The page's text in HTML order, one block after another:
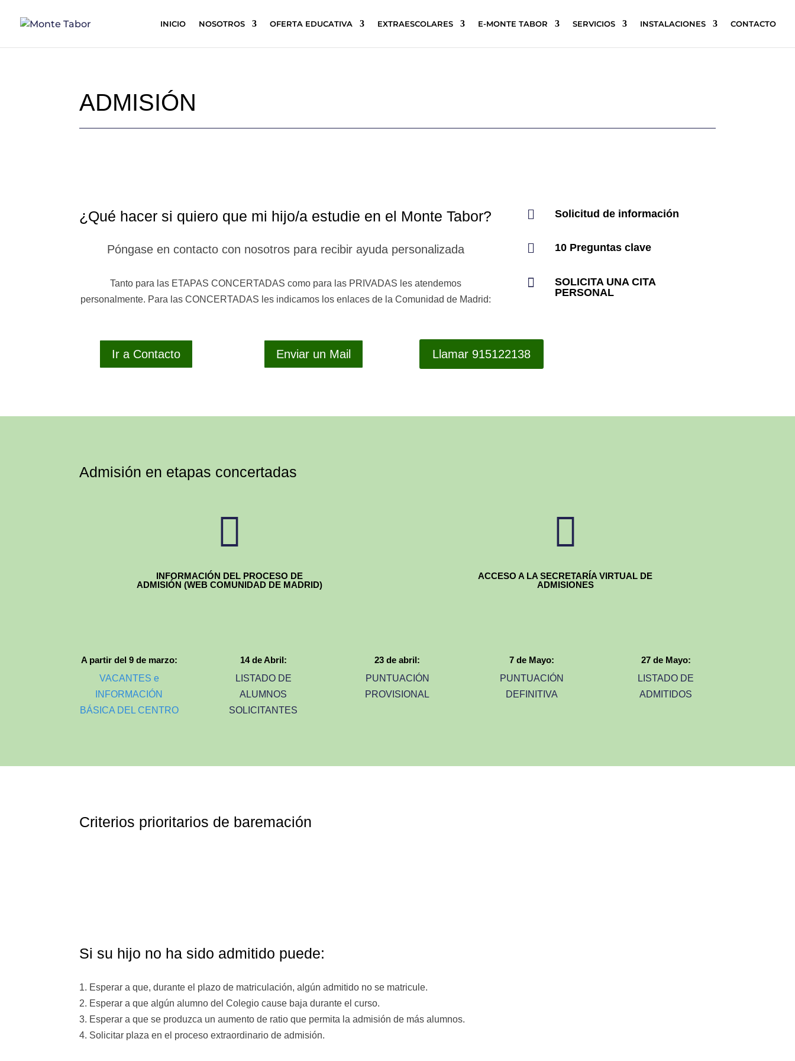
INICIO NOSOTROS OFERTA EDUCATIVA EXTRAESCOLARES E-MONTE TABOR SERVICIOS INSTALACIONES CONTACTO
ADMISIÓN
¿Qué hacer si quiero que mi hijo/a estudie en el Monte Tabor?
Póngase en contacto con nosotros para recibir ayuda personalizada
Tanto para las ETAPAS CONCERTADAS como para las PRIVADAS les atendemos
personalmente. Para las CONCERTADAS les indicamos los enlaces de la Comunidad de Madrid:
 Solicitud de información
 10 Preguntas clave

SOLICITA UNA CITA
PERSONAL
Ir a Contacto Enviar un Mail Llamar 915122138
Admisión en etapas concertadas

INFORMACIÓN DEL PROCESO DE
ADMISIÓN (WEB COMUNIDAD DE MADRID)

ACCESO A LA SECRETARÍA VIRTUAL DE
ADMISIONES
A partir del 9 de marzo:
VACANTES e
INFORMACIÓN
BÁSICA DEL CENTRO
14 de Abril:
LISTADO DE
ALUMNOS
SOLICITANTES
23 de abril:
PUNTUACIÓN
PROVISIONAL
7 de Mayo:
PUNTUACIÓN
DEFINITIVA
27 de Mayo:
LISTADO DE
ADMITIDOS
Criterios prioritarios de baremación
Si su hijo no ha sido admitido puede:
1. Esperar a que, durante el plazo de matriculación, algún admitido no se matricule.
2. Esperar a que algún alumno del Colegio cause baja durante el curso.
3. Esperar a que se produzca un aumento de ratio que permita la admisión de más alumnos.
4. Solicitar plaza en el proceso extraordinario de admisión.